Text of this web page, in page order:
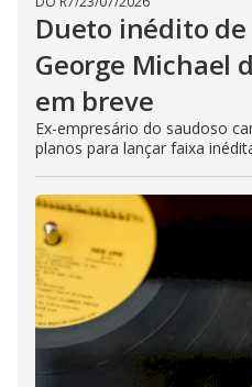
Dueto inédito de
George Michael
em breve
Ex-empresário do saudoso
planos para lançar faixa